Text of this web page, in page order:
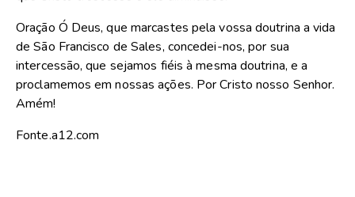
Oração Ó Deus, que marcastes pela vossa doutrina a vida
de São Francisco de Sales, concedei-nos, por sua
intercessão, que sejamos fiéis à mesma doutrina, e a
proclamemos em nossas ações. Por Cristo nosso Senhor.
Amém!
Fonte.a12.com